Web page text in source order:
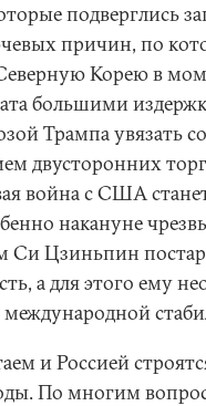
подверглись
причин, по
Корею в
большими
Трампа увязать
двусторонних
война с США
накануне
Си Цзиньпин
а для этого ему
и Россией
По многим